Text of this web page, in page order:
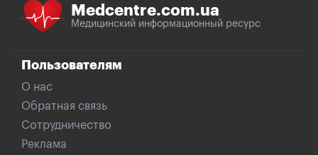
Medcentre.com.ua
Медицинский информационный ресурс
Пользователям
О нас
Обратная связь
Сотрудничество
Реклама